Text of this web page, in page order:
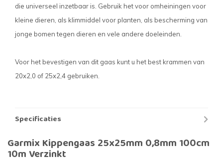
die universeel inzetbaar is. Gebruik het voor omheiningen voor
kleine dieren, als klimmiddel voor planten, als bescherming van
jonge bomen tegen dieren en vele andere doeleinden.
Voor het bevestigen van dit gaas kunt u het best krammen van
20x2,0 of 25x2,4 gebruiken.
Specificaties
Garmix Kippengaas 25x25mm 0,8mm 100cm
10m Verzinkt